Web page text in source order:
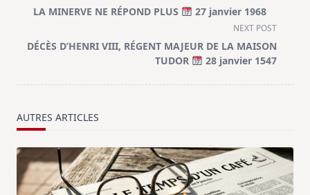
class="nav-
screen-
LA MINERVE NE RÉPOND PLUS 27 janvier 1968
NEXT POST
DÉCÈS D’HENRI VIII, RÉGENT MAJEUR DE LA MAISON
TUDOR
28 janvier 1547
AUTRES ARTICLES